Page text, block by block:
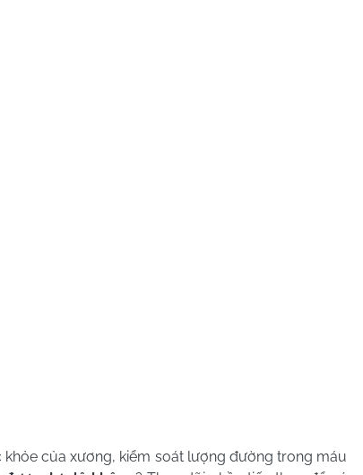
của xương, kiểm soát lượng đường trong máu